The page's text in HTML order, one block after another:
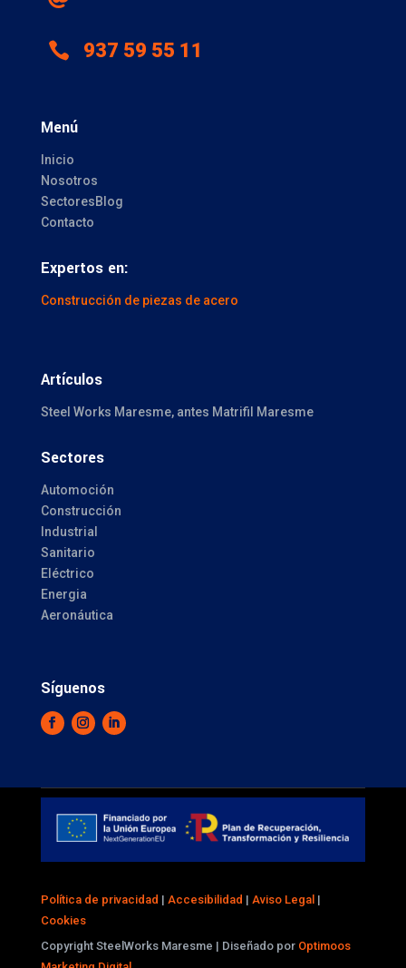
 937 59 55 11
Menú
Inicio
Nosotros
SectoresBlog
Contacto
Expertos en:
Construcción de piezas de acero
Artículos
Steel Works Maresme, antes Matrifil Maresme
Sectores
Automoción
Construcción
Industrial
Sanitario
Eléctrico
Energia
Aeronáutica
Síguenos
Política de privacidad | Accesibilidad | Aviso Legal|
Cookies
Copyright SteelWorks Maresme | Diseñado por Optimoos